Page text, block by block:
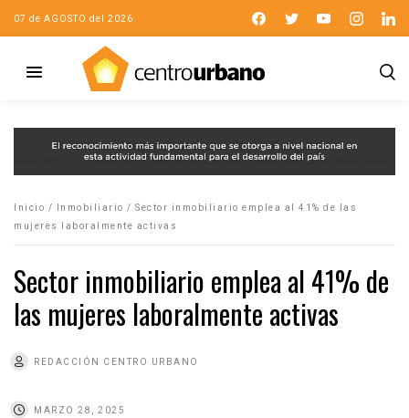
07 de AGOSTO del 2026
Inicio / Inmobiliario / Sector inmobiliario emplea al 41% de las
mujeres laboralmente activas
Sector inmobiliario emplea al 41% de
las mujeres laboralmente activas
REDACCIÓN CENTRO URBANO
MARZO 28, 2025